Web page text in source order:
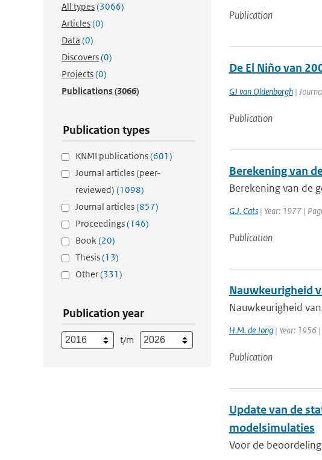
All types(3066)
Articles(0)
Data (0)
Discovers(0)
Projects(0)
Publications(3066)
Publication types
KNMI publications(601)
Journal articles (peer-
reviewed) (1098)
Journal articles(857)
Proceedings(146)
Book(20)
Thesis(13)
Other(331)
Publication year
t/m
Publication
De El Niño van
GJ van Oldenborgh|
Publication
Berekening van
Berekening van de
G.J. Cats| Year: 1977 |
Publication
Nauwkeurigheid
Nauwkeurigheid
H.M. de Jong| Year: 1956 |
Publication
Update van de
modelsimulaties
Voor de